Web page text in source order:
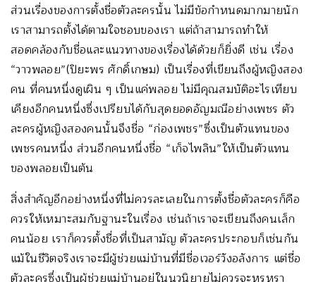
ส่วนเรื่องของการตั้งชื่อตัวละครนั้น ไม่มีข้อกำหนดมากมายนัก
เราสามารถตั้งได้ตามใจชอบของเรา แต่ถ้าสามารถทำให้
สอดคล้องกับชื่อและแนวทางของเรื่องได้ด้วยก็ยิ่งดี เช่น เรื่อง
“วาวพลอย”(ปิยะพร ศักดิ์เกษม) เป็นเรื่องที่เขียนถึงผู้หญิงสอง
คน ที่คนหนึ่งดูเผิน ๆ เป็นแค่พลอย ไม่มีคุณสมบัติอะไรเทียบ
เคียงอีกคนหนึ่งซึ่งเปรียบได้กับสุดยอดอัญมณีอย่างเพชร ตัว
ละครผู้หญิงสองคนนั้นจึงชื่อ “ก่องเพชร”ซึ่งเป็นตัวแทนของ
เพชรคนหนึ่ง ส่วนอีกคนหนึ่งชื่อ “เก็จไพลิน”ให้เป็นตัวแทน
ของพลอยเป็นต้น
สิ่งสำคัญอีกอย่างหนึ่งที่ไม่ควรละเลยในการตั้งชื่อตัวละครก็คือ
ควรให้เหมาะสมกับฐานะในเรื่อง เช่นถ้าเราจะเขียนถึงคนเล็ก
คนน้อย เราก็ควรตั้งชื่อที่เป็นสามัญ ตัวละครประกอบก็เช่นกัน
แม้ในชีวิตจริงเราจะมีผู้ช่วยแม่บ้านที่มีชื่อเวอร์วังอลังการ แต่ชื่อ
ตัวละครซึ่งเป็นผู้ช่วยแม่บ้านอยู่ในนวนิยายไม่ควรจะหรูหรา